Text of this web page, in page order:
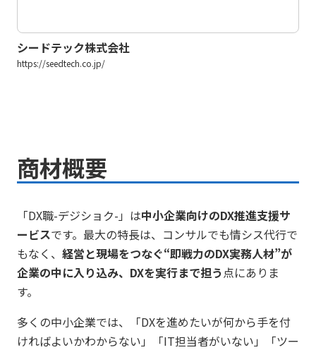
シードテック株式会社
https://seedtech.co.jp/
商材概要
「DX職-デジショク-」は中小企業向けのDX推進支援サ
ービスです。最大の特長は、コンサルでも情シス代行で
もなく、 経営と現場をつなぐ“即戦力のDX実務人材”が
企業の中に入り込み、DXを実行まで担う 点にありま
す。
多くの中小企業では、「DXを進めたいが何から手を付
ければよいかわからない」「IT担当者がいない」「ツー